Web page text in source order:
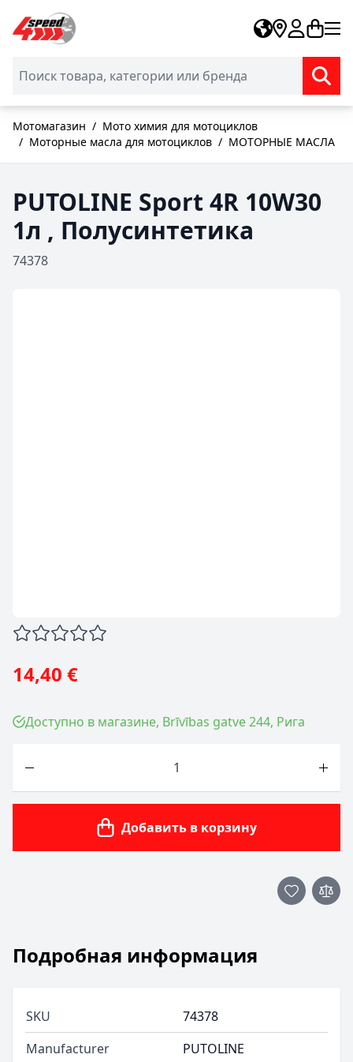
Skip to Content
Мотомагазин / Мото химия для мотоциклов
/ Моторные масла для мотоциклов / МОТОРНЫЕ МАСЛА
PUTOLINE Sport 4R 10W30
1л , Полусинтетика
74378
14,40 €
Доступно в магазине, Brīvības gatve 244, Рига
Добавить в корзину
Подробная информация
SKU
74378
Manufacturer
PUTOLINE